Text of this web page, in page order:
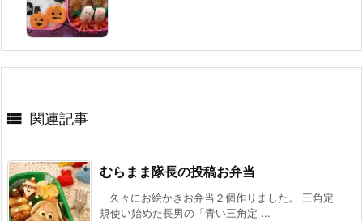
 関連記事
むらまま隊長の投稿お弁当
久々にお絵かきお弁当２個作りました。 三角定
規使い始めた長男の「青い三角定 ...